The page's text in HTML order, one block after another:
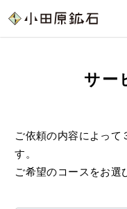
サー
ご依頼の内容によって
す。
ご希望のコースをお選